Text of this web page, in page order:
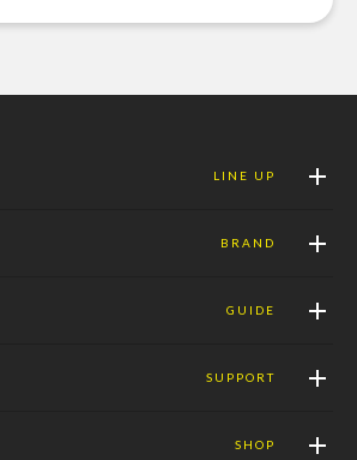
LINE UP
BRAND
GUIDE
SUPPORT
SHOP